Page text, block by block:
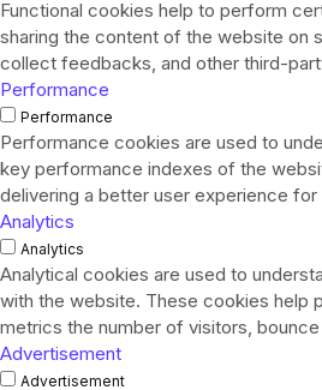
Functional cookies help to perform
sharing the content of the website on
collect feedbacks, and other third-
Performance
Performance
Performance cookies are used to
key performance indexes of the
delivering a better user experience for
Analytics
Analytics
Analytical cookies are used to
with the website. These cookies help
metrics the number of visitors,
Advertisement
Advertisement